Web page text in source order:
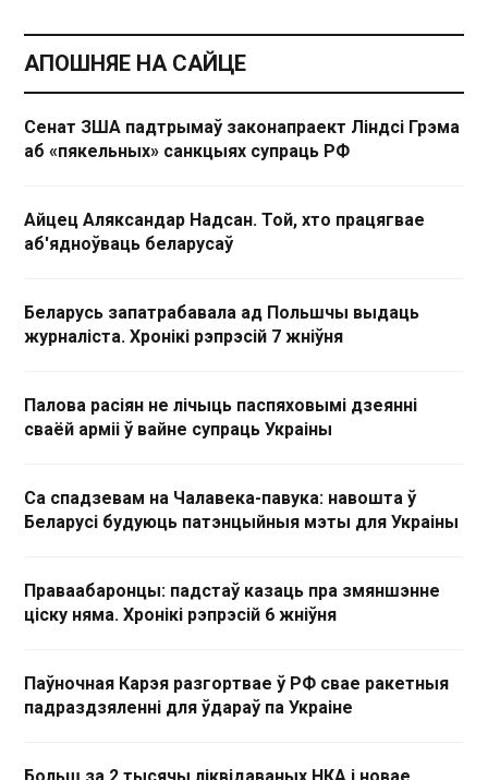
АПОШНЯЕ НА САЙЦЕ
Сенат ЗША падтрымаў законапраект Ліндсі Грэма
аб «пякельных» санкцыях супраць РФ
Айцец Аляксандар Надсан. Той, хто працягвае
аб'ядноўваць беларусаў
Беларусь запатрабавала ад Польшчы выдаць
журналіста. Хронікі рэпрэсій 7 жніўня
Палова расіян не лічыць паспяховымі дзеянні
сваёй арміі ў вайне супраць Украіны
Са спадзевам на Чалавека-павука: навошта ў
Беларусі будуюць патэнцыйныя мэты для Украіны
Праваабаронцы: падстаў казаць пра змяншэнне
ціску няма. Хронікі рэпрэсій 6 жніўня
Паўночная Карэя разгортвае ў РФ свае ракетныя
падраздзяленні для ўдараў па Украіне